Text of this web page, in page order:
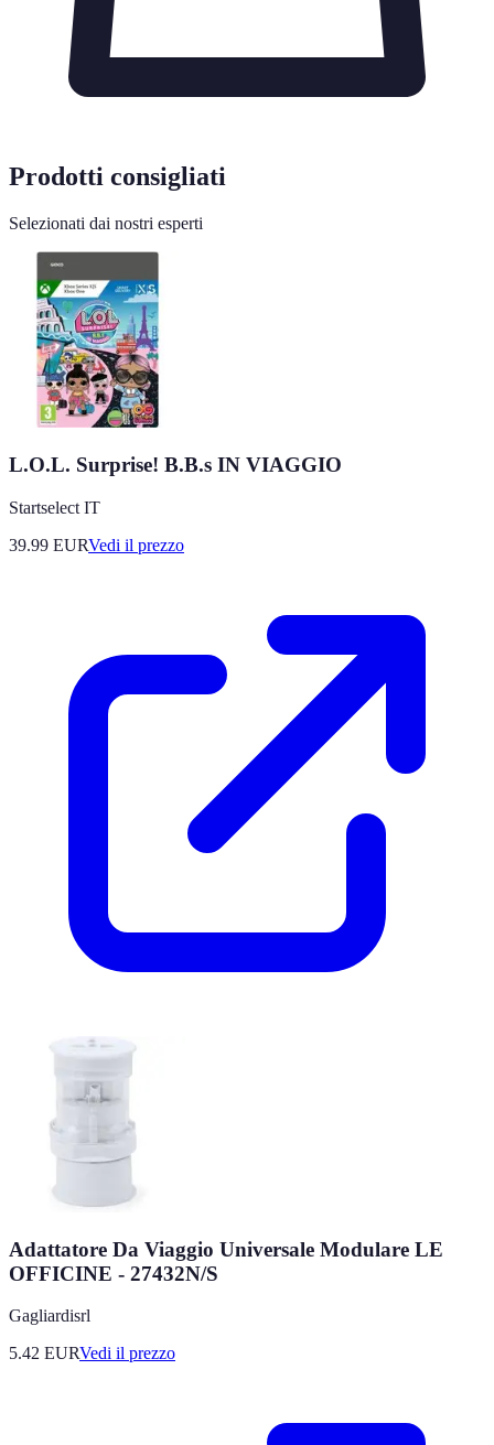
Prodotti consigliati
Selezionati dai nostri esperti
L.O.L. Surprise! B.B.s IN VIAGGIO
Startselect IT
39.99 EURVedi il prezzo
Adattatore Da Viaggio Universale Modulare LE
OFFICINE - 27432N/S
Gagliardisrl
5.42 EURVedi il prezzo